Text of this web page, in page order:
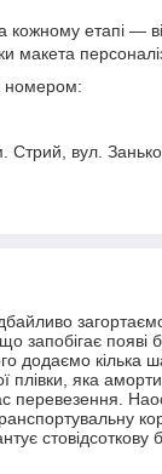
етапі —
макета
номером:
вул.
запобігає появі
додаємо кілька
плівки, яка
перевезення.
стовідсоткову